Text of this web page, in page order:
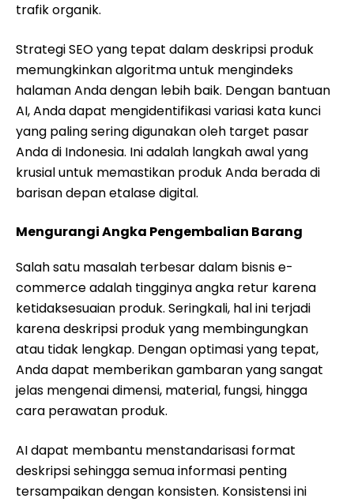
trafik organik.
Strategi SEO yang tepat dalam deskripsi produk
memungkinkan algoritma untuk mengindeks
halaman Anda dengan lebih baik. Dengan bantuan
AI, Anda dapat mengidentifikasi variasi kata kunci
yang paling sering digunakan oleh target pasar
Anda di Indonesia. Ini adalah langkah awal yang
krusial untuk memastikan produk Anda berada di
barisan depan etalase digital.
Mengurangi Angka Pengembalian Barang
Salah satu masalah terbesar dalam bisnis e-
commerce adalah tingginya angka retur karena
ketidaksesuaian produk. Seringkali, hal ini terjadi
karena deskripsi produk yang membingungkan
atau tidak lengkap. Dengan optimasi yang tepat,
Anda dapat memberikan gambaran yang sangat
jelas mengenai dimensi, material, fungsi, hingga
cara perawatan produk.
AI dapat membantu menstandarisasi format
deskripsi sehingga semua informasi penting
tersampaikan dengan konsisten. Konsistensi ini